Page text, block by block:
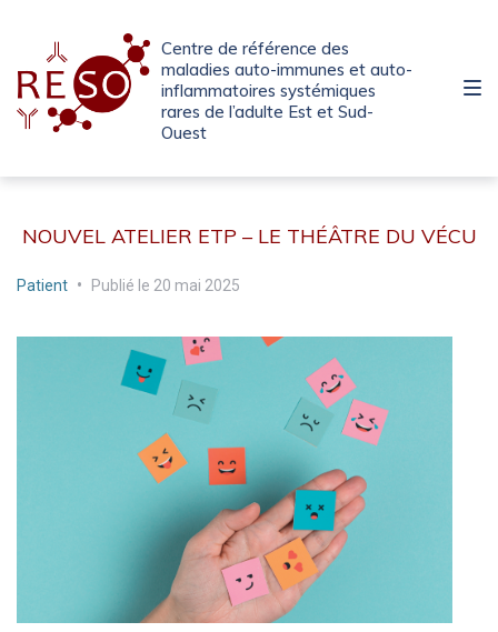
navigation
principale
contenu
pied
de
page
Centre de référence des
maladies auto-immunes et auto-
inflammatoires systémiques
rares de l’adulte Est et Sud-
Ouest
NOUVEL ATELIER ETP – LE THÉÂTRE DU VÉCU
Patient • Publié le 20 mai 2025